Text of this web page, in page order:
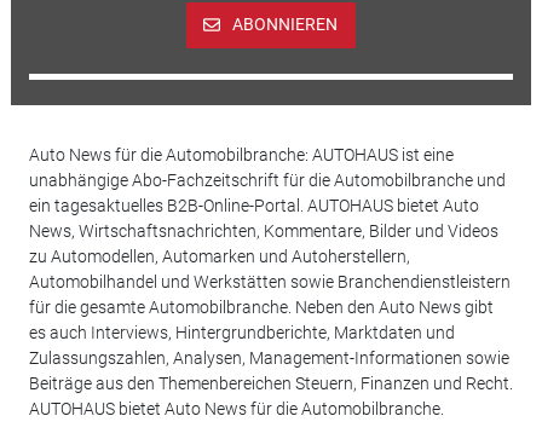
ABONNIEREN
Auto News für die Automobilbranche: AUTOHAUS ist eine
unabhängige Abo-Fachzeitschrift für die Automobilbranche und
ein tagesaktuelles B2B-Online-Portal. AUTOHAUS bietet Auto
News, Wirtschaftsnachrichten, Kommentare, Bilder und Videos
zu Automodellen, Automarken und Autoherstellern,
Automobilhandel und Werkstätten sowie Branchendienstleistern
für die gesamte Automobilbranche. Neben den Auto News gibt
es auch Interviews, Hintergrundberichte, Marktdaten und
Zulassungszahlen, Analysen, Management-Informationen sowie
Beiträge aus den Themenbereichen Steuern, Finanzen und Recht.
AUTOHAUS bietet Auto News für die Automobilbranche.